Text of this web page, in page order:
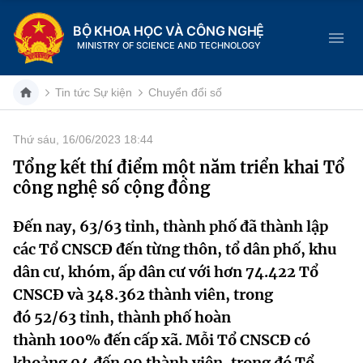
BỘ KHOA HỌC VÀ CÔNG NGHỆ
MINISTRY OF SCIENCE AND TECHNOLOGY
Danh mục
Trang chủ
Giới thiệu
Chức năng nhiệm vụ
Cơ cấu tổ chức
Lịch sử phát triển
Tin tức sự kiện
Khoa học và Công nghệ
Đổi mới sáng tạo
Dịch vụ công
Hệ thống văn bản
Tin tức Sự kiện Chuyển đổi số
Thứ sáu, 16/06/2023 18:44
Tổng kết thí điểm một năm triển khai Tổ
công nghệ số cộng đồng
Đến nay, 63/63 tỉnh, thành phố đã thành lập
các Tổ CNSCĐ đến từng thôn, tổ dân phố, khu
dân cư, khóm, ấp dân cư với hơn 74.422 Tổ
CNSCĐ và 348.362 thành viên, trong
đó 52/63 tỉnh, thành phố hoàn
thành 100% đến cấp xã. Mỗi Tổ CNSCĐ có